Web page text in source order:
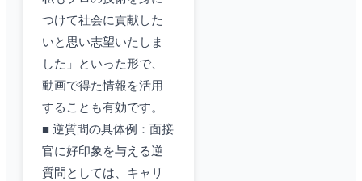
つけて社会に貢献した
いと思い志望いたしま
した」といった形で、
動画で得た情報を活用
することも有効です。
■ 逆質問の具体例：面接
官に好印象を与える逆
質問としては、キャリ